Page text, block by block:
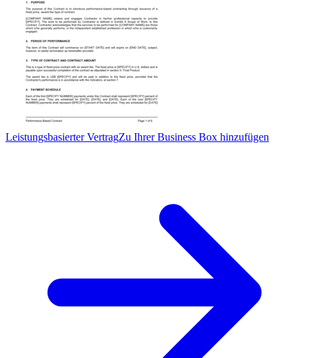
Leistungsbasierter VertragZu Ihrer Business Box hinzufügen